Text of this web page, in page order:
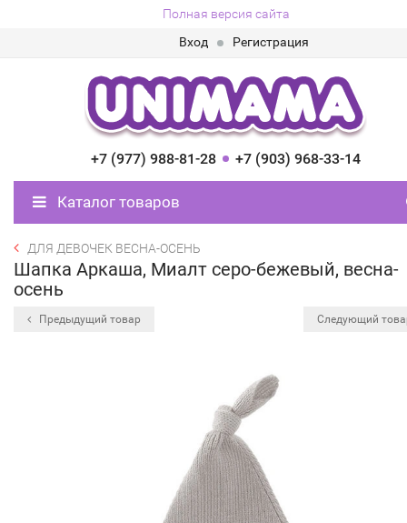
Полная версия сайта
Вход
Регистрация
+7 (977) 988-81-28 +7 (903) 968-33-14
Каталог товаров
ДЛЯ ДЕВОЧЕК ВЕСНА-ОСЕНЬ
Шапка Аркаша, Миалт серо-бежевый, весна-
осень
Предыдущий товар Следующий